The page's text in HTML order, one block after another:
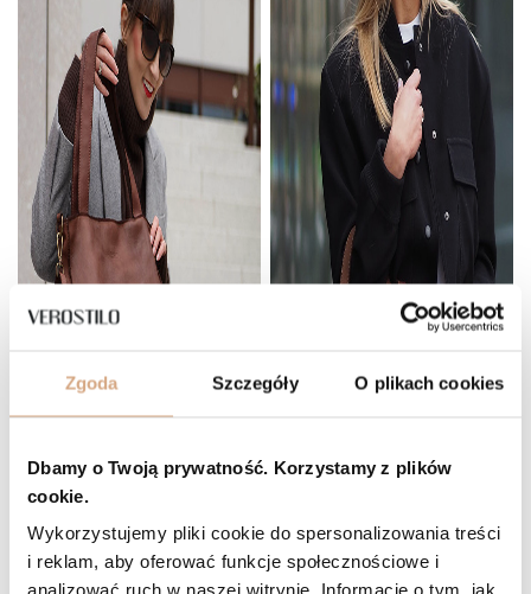
Zgoda Szczegóły O plikach cookies
Dbamy o Twoją prywatność. Korzystamy z plików
cookie.
Wykorzystujemy pliki cookie do spersonalizowania treści
i reklam, aby oferować funkcje społecznościowe i
analizować ruch w naszej witrynie. Informacje o tym, jak